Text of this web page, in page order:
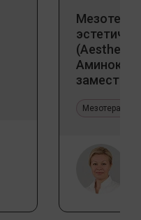
(Aesthetic
Мезотерапия